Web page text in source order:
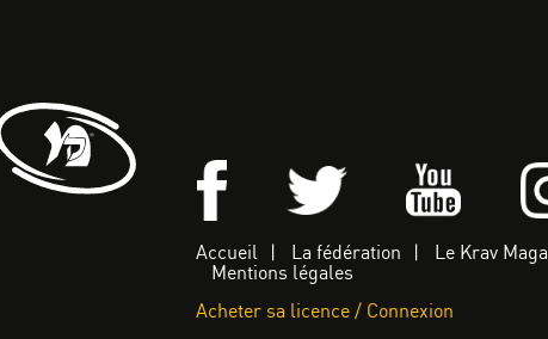
Accueil La fédération Le Krav Maga
Mentions légales
Acheter sa licence / Connexion